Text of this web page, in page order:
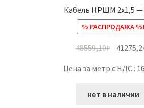
Кабель НРШМ 2х1,5 —
% РАСПРОДАЖА %!
48559,10₽
Цена за метр с НДС :
нет в наличии